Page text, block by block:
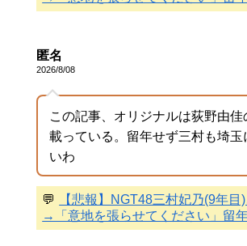
匿名
2026/8/08
この記事、オリジナルは荻野由
載っている。留年せず三村も埼玉
いわ
💬
【悲報】NGT48三村妃乃(9年
→「意地を張らせてください」留